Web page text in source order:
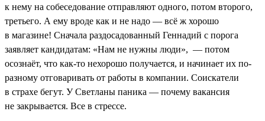
к нему на собеседование отправляют одного, потом второго,
третьего. А ему вроде как и не надо — всё ж хорошо
в магазине! Сначала раздосадованный Геннадий с порога
заявляет кандидатам: «Нам не нужны люди», — потом
осознаёт, что как-то нехорошо получается, и начинает их по-
разному отговаривать от работы в компании. Соискатели
в страхе бегут. У Светланы паника — почему вакансия
не закрывается. Все в стрессе.